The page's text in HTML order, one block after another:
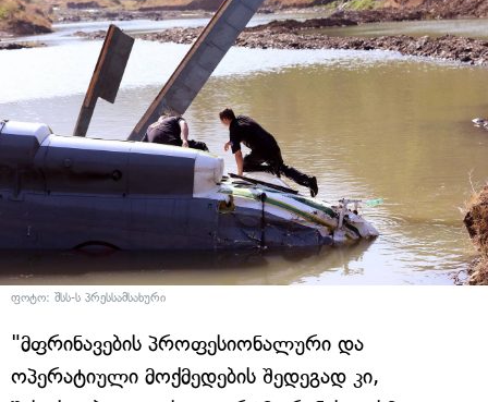
ფოტო: შსს-ს პრესსამსახური
"მფრინავების პროფესიონალური და
ოპერატიული მოქმედების შედეგად კი,